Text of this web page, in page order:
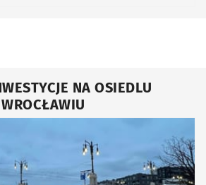
NA OSIEDLU
drogowa